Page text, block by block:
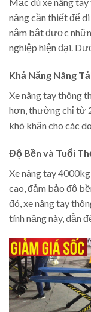
năng cần thiết để
nắm bắt được
nghiệp hiện đại.
Khả Năng Nâng
Xe nâng tay thông
hơn, thường chỉ từ
khó khăn cho các
Độ Bền và Tuổi
Xe nâng tay
cao, đảm bảo độ
đó, xe nâng tay
tính năng này, dẫn